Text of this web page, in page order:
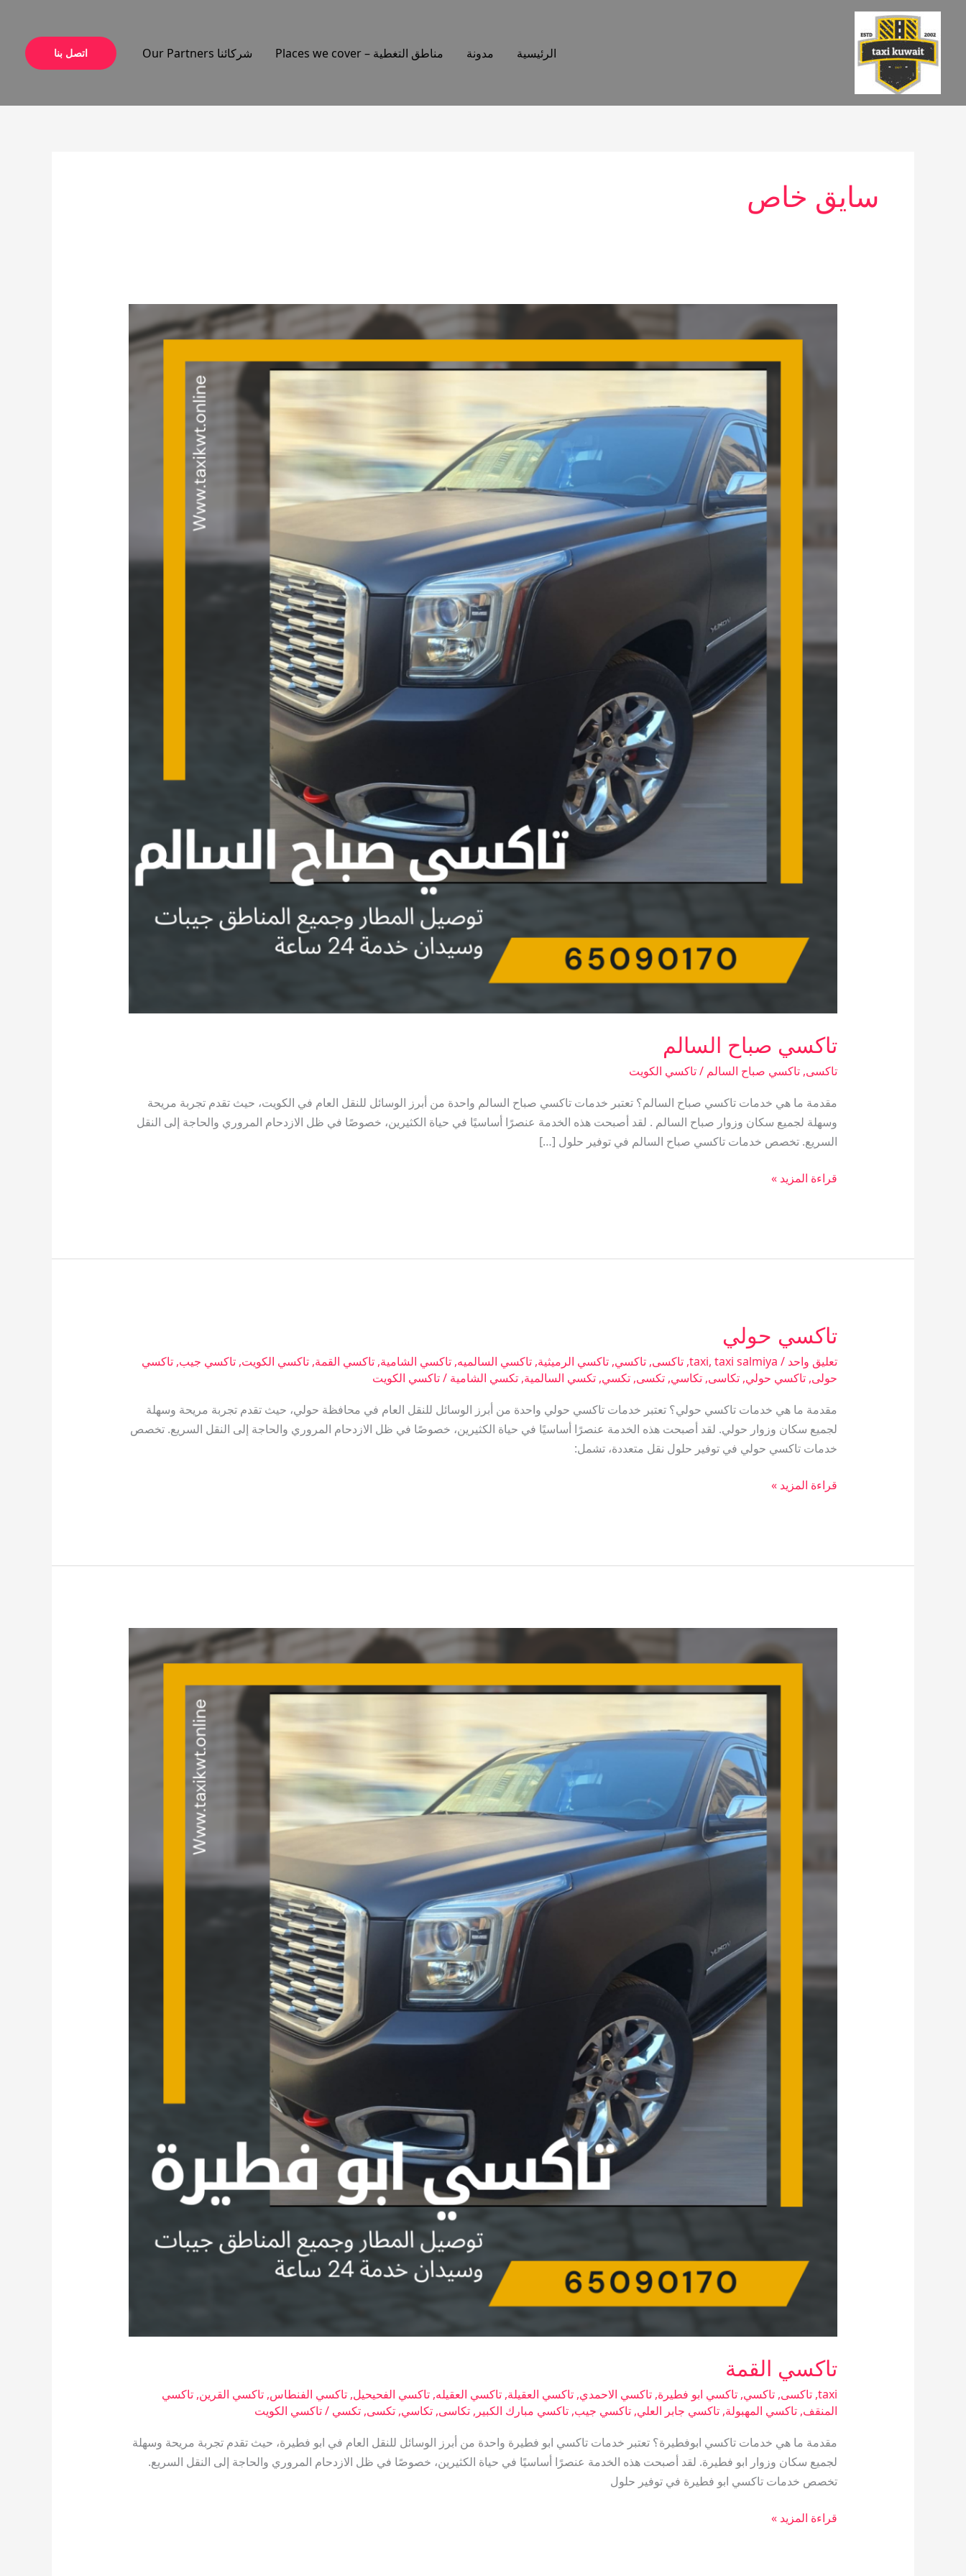
تخطي
المحتوى
الرئيسية مدونة مناطق التغطية – Places we cover شركائنا Our Partners اتصل بنا
سايق خاص
تاكسي صباح السالم
تاكسى, تاكسي صباح السالم /تاكسي الكويت
مقدمة ما هي خدمات تاكسي صباح السالم؟ تعتبر خدمات تاكسي صباح السالم واحدة من أبرز الوسائل للنقل العام في الكويت، حيث تقدم تجربة مريحة
وسهلة لجميع سكان وزوار صباح السالم . لقد أصبحت هذه الخدمة عنصرًا أساسيًا في حياة الكثيرين، خصوصًا في ظل الازدحام المروري والحاجة إلى النقل
السريع. تخصص خدمات تاكسي صباح السالم في توفير حلول […]
قراءة المزيد »
تاكسي حولي
تعليق واحد /
taxi,taxi salmiya
, تاكسى, تاكسي, تاكسي الرميثية, تاكسي السالميه, تاكسي الشامية, تاكسي القمة, تاكسي الكويت, تاكسي جيب, تاكسي
حولى, تاكسي حولي, تكاسى, تكاسي, تكسى, تكسي, تكسي السالمية, تكسي الشامية /تاكسي الكويت
مقدمة ما هي خدمات تاكسي حولي؟ تعتبر خدمات تاكسي حولي واحدة من أبرز الوسائل للنقل العام في محافظة حولي، حيث تقدم تجربة مريحة وسهلة
لجميع سكان وزوار حولي. لقد أصبحت هذه الخدمة عنصرًا أساسيًا في حياة الكثيرين، خصوصًا في ظل الازدحام المروري والحاجة إلى النقل السريع. تخصص
خدمات تاكسي حولي في توفير حلول نقل متعددة، تشمل:
تاكسي
قراءة المزيد »
تاكسي القمة
taxi
, تاكسى, تاكسي, تاكسي ابو فطيرة, تاكسي الاحمدي, تاكسي العقيلة, تاكسي العقيله, تاكسي الفحيحيل, تاكسي الفنطاس, تاكسي القرين, تاكسي
المنقف, تاكسي المهبولة, تاكسي جابر العلي, تاكسي جيب, تاكسي مبارك الكبير , تكاسى, تكاسي, تكسى, تكسي /تاكسي الكويت
مقدمة ما هي خدمات تاكسي ابوفطيرة؟ تعتبر خدمات تاكسي ابو فطيرة واحدة من أبرز الوسائل للنقل العام في ابو فطيرة، حيث تقدم تجربة مريحة وسهلة
لجميع سكان وزوار ابو فطيرة. لقد أصبحت هذه الخدمة عنصرًا أساسيًا في حياة الكثيرين، خصوصًا في ظل الازدحام المروري والحاجة إلى النقل السريع.
تخصص خدمات تاكسي ابو فطيرة في توفير حلول
قراءة المزيد »